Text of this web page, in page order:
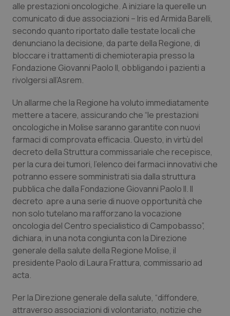
Campania
Emilia-Romagna
Friuli Venezia Giulia
Lazio
Liguria
Lombardia
Marche
Molise
Piemonte
Provincia Autonoma di Bolzano
Provincia Autonoma di Trento
Puglia
Car-T
Colesterolo & coronaropatie
Dermatite Atopica
Diabete & glucometri
Disturbi dell’umore
Dolore
Donna & Salute
Epatiti
HIV
Infezioni & Febbre
Ipertensione & Scompenso
Malattie rare
alle prestazioni oncologiche. A iniziare la querelle un
comunicato di due associazioni – Iris ed Armida Barelli,
secondo quanto riportato dalle testate locali che
denunciano la decisione, da parte della Regione, di
bloccare i trattamenti di chemioterapia presso la
Fondazione Giovanni Paolo II, obbligando i pazienti a
rivolgersi all’Asrem.
Un allarme che la Regione ha voluto immediatamente
mettere a tacere, assicurando che “le prestazioni
oncologiche in Molise saranno garantite con nuovi
farmaci di comprovata efficacia. Questo, in virtù del
decreto della Struttura commissariale che recepisce,
per la cura dei tumori, l’elenco dei farmaci innovativi che
potranno essere somministrati sia dalla struttura
pubblica che dalla Fondazione Giovanni Paolo II. Il
decreto apre a una serie di nuove opportunità che
non solo tutelano ma rafforzano la vocazione
oncologia del Centro specialistico di Campobasso”,
dichiara, in una nota congiunta con la Direzione
generale della salute della Regione Molise, il
presidente Paolo di Laura Frattura, commissario ad
acta.
Per la Direzione generale della salute, “diffondere,
attraverso associazioni di volontariato, notizie che